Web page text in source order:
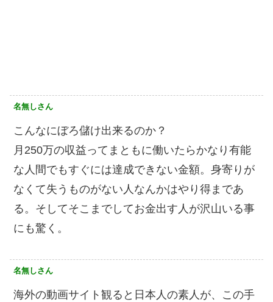
名無しさん
こんなにぼろ儲け出来るのか？
月250万の収益ってまともに働いたらかなり有能
な人間でもすぐには達成できない金額。身寄りが
なくて失うものがない人なんかはやり得まであ
る。そしてそこまでしてお金出す人が沢山いる事
にも驚く。
名無しさん
海外の動画サイト観ると日本人の素人が、この手